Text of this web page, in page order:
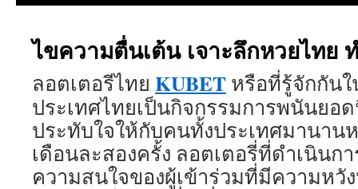
content
ไขความตื่นเต้น เจาะลึกหวยไทย
ลอตเตอรีไทย KUBET หรือที่รู้จักกันใ
ประเทศไทยเป็นกิจกรรมการพนันยอ
ประทับใจให้กับคนทั้งประเทศมานา
เดือนละสองครั้ง ลอตเตอรี่ที่ดำเนินก
ความสนใจของผู้เข้าร่วมที่มีความหวั